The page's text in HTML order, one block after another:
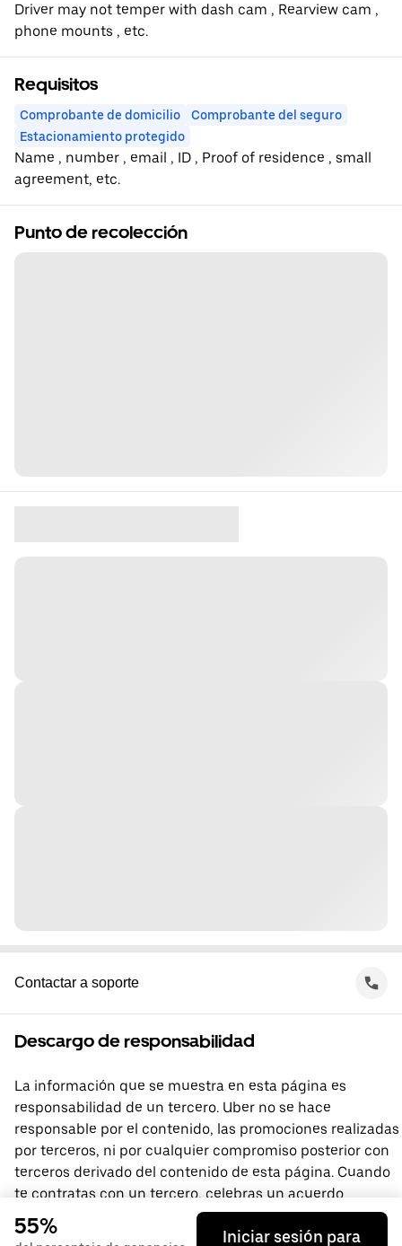
Driver may not temper with dash cam , Rearview cam ,
phone mounts , etc.
Requisitos
Comprobante de domicilio
Comprobante del seguro
Estacionamiento protegido
Name , number , email , ID , Proof of residence , small
agreement, etc.
Punto de recolección
Contactar a soporte
Descargo de responsabilidad
La información que se muestra en esta página es
responsabilidad de un tercero. Uber no se hace
responsable por el contenido, las promociones realizadas
por terceros, ni por cualquier compromiso posterior con
terceros derivado del contenido de esta página. Cuando
te contratas con un tercero, celebras un acuerdo
directamente con él, del que Uber no forma parte. Si
tienes preguntas, comunícate directamente con el
55% Iniciar sesión para